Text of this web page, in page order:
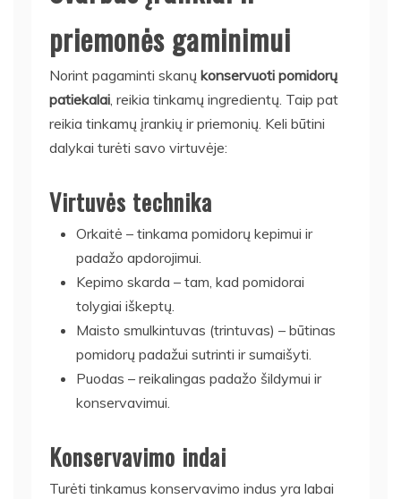
priemonės gaminimui
Norint pagaminti skanų konservuoti pomidorų
patiekalai, reikia tinkamų ingredientų. Taip pat
reikia tinkamų įrankių ir priemonių. Keli būtini
dalykai turėti savo virtuvėje:
Virtuvės technika
Orkaitė – tinkama pomidorų kepimui ir
padažo apdorojimui.
Kepimo skarda – tam, kad pomidorai
tolygiai iškeptų.
Maisto smulkintuvas (trintuvas) – būtinas
pomidorų padažui sutrinti ir sumaišyti.
Puodas – reikalingas padažo šildymui ir
konservavimui.
Konservavimo indai
Turėti tinkamus konservavimo indus yra labai